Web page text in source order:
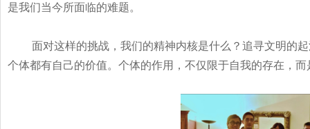
是我们当今所面临的难题。
面对这样的挑战，我们的精神内核是什么？追寻文明的
个体都有自己的价值。个体的作用，不仅限于自我的存在，